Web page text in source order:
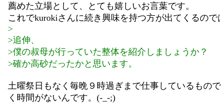
薦めた立場として、とても嬉しいお言葉です。
これでkurokiさんに続き興味を持つ方が出てくるので
>
>追伸、
>僕の叔母が行っていた整体を紹介しましょうか？
>確か高砂だったかと思います。
土曜祭日もなく毎晩９時過ぎまで仕事しているもの
く時間がないんです。(-_-;)